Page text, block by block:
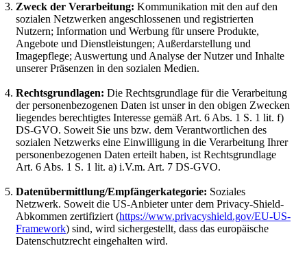
Zweck der Verarbeitung: Kommunikation mit den auf den
sozialen Netzwerken angeschlossenen und registrierten
Nutzern; Information und Werbung für unsere Produkte,
Angebote und Dienstleistungen; Außerdarstellung und
Imagepflege; Auswertung und Analyse der Nutzer und Inhalte
unserer Präsenzen in den sozialen Medien.
Rechtsgrundlagen: Die Rechtsgrundlage für die Verarbeitung
der personenbezogenen Daten ist unser in den obigen Zwecken
liegendes berechtigtes Interesse gemäß Art. 6 Abs. 1 S. 1 lit. f)
DS-GVO. Soweit Sie uns bzw. dem Verantwortlichen des
sozialen Netzwerks eine Einwilligung in die Verarbeitung Ihrer
personenbezogenen Daten erteilt haben, ist Rechtsgrundlage
Art. 6 Abs. 1 S. 1 lit. a) i.V.m. Art. 7 DS-GVO.
Datenübermittlung/Empfängerkategorie: Soziales
Netzwerk. Soweit die US-Anbieter unter dem Privacy-Shield-
Abkommen zertifiziert (https://www.privacyshield.gov/EU-US-
Framework) sind, wird sichergestellt, dass das europäische
Datenschutzrecht eingehalten wird.